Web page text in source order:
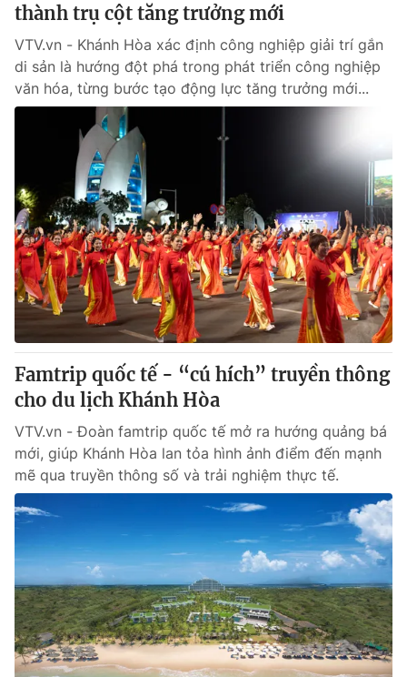
thành trụ cột tăng trưởng mới
VTV.vn - Khánh Hòa xác định công nghiệp giải trí gắn
di sản là hướng đột phá trong phát triển công nghiệp
văn hóa, từng bước tạo động lực tăng trưởng mới...
Famtrip quốc tế - “cú hích” truyền thông
cho du lịch Khánh Hòa
VTV.vn - Đoàn famtrip quốc tế mở ra hướng quảng bá
mới, giúp Khánh Hòa lan tỏa hình ảnh điểm đến mạnh
mẽ qua truyền thông số và trải nghiệm thực tế.